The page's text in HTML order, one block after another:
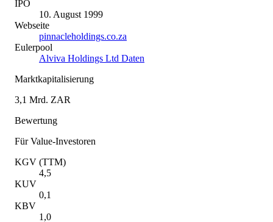
IPO
10. August 1999
Webseite
pinnacleholdings.co.za
Eulerpool
Alviva Holdings Ltd Daten
Marktkapitalisierung
3,1 Mrd. ZAR
Bewertung
Für Value-Investoren
KGV (TTM)
4,5
KUV
0,1
KBV
1,0